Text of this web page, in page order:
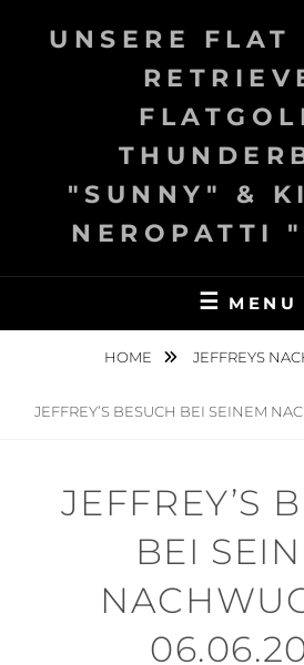
UNSERE FLAT
"SUNNY" &
NEROPATTI
MENU
HOME JEFFREYS
JEFFREY’S BESUCH BEI SEINEM
JEFFREY’S
BEI